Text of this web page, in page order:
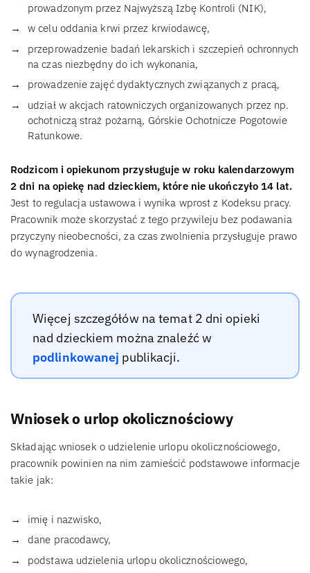
prowadzonym przez Najwyższą Izbę Kontroli (NIK),
w celu oddania krwi przez krwiodawcę,
przeprowadzenie badań lekarskich i szczepień ochronnych
na czas niezbędny do ich wykonania,
prowadzenie zajęć dydaktycznych związanych z pracą,
udział w akcjach ratowniczych organizowanych przez np.
ochotniczą straż pożarną, Górskie Ochotnicze Pogotowie
Ratunkowe.
Rodzicom i opiekunom przysługuje w roku kalendarzowym
2 dni na opiekę nad dzieckiem, które nie ukończyło 14 lat.
Jest to regulacja ustawowa i wynika wprost z Kodeksu pracy.
Pracownik może skorzystać z tego przywileju bez podawania
przyczyny nieobecności, za czas zwolnienia przysługuje prawo
do wynagrodzenia.
Więcej szczegółów na temat 2 dni opieki
nad dzieckiem można znaleźć w
podlinkowanej publikacji.
Wniosek o urlop okolicznościowy
Składając wniosek o udzielenie urlopu okolicznościowego,
pracownik powinien na nim zamieścić podstawowe informacje
takie jak:
imię i nazwisko,
dane pracodawcy,
podstawa udzielenia urlopu okolicznościowego,